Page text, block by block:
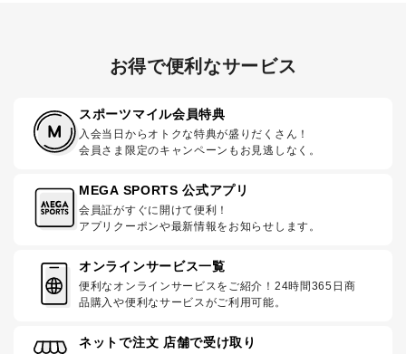
お得で便利なサービス
スポーツマイル会員特典
入会当日からオトクな特典が盛りだくさん！
会員さま限定のキャンペーンもお見逃しなく。
MEGA SPORTS 公式アプリ
会員証がすぐに開けて便利！
アプリクーポンや最新情報をお知らせします。
オンラインサービス一覧
便利なオンラインサービスをご紹介！24時間365日商
品購入や便利なサービスがご利用可能。
ネットで注文 店舗で受け取り